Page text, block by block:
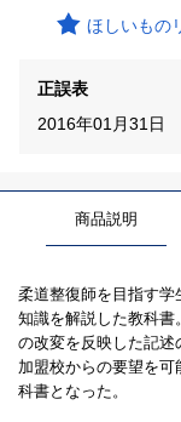
ほしいもの
正誤表
2016年01月31日
商品説明
柔道整復師を目指す
知識を解説した教科
の改変を反映した記
加盟校からの要望を
科書となった。